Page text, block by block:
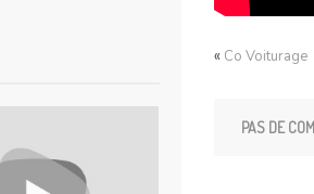
« Co Voiturage
PAS DE